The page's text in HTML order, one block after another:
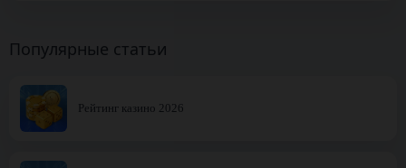
Популярные статьи
Рейтинг казино 2026